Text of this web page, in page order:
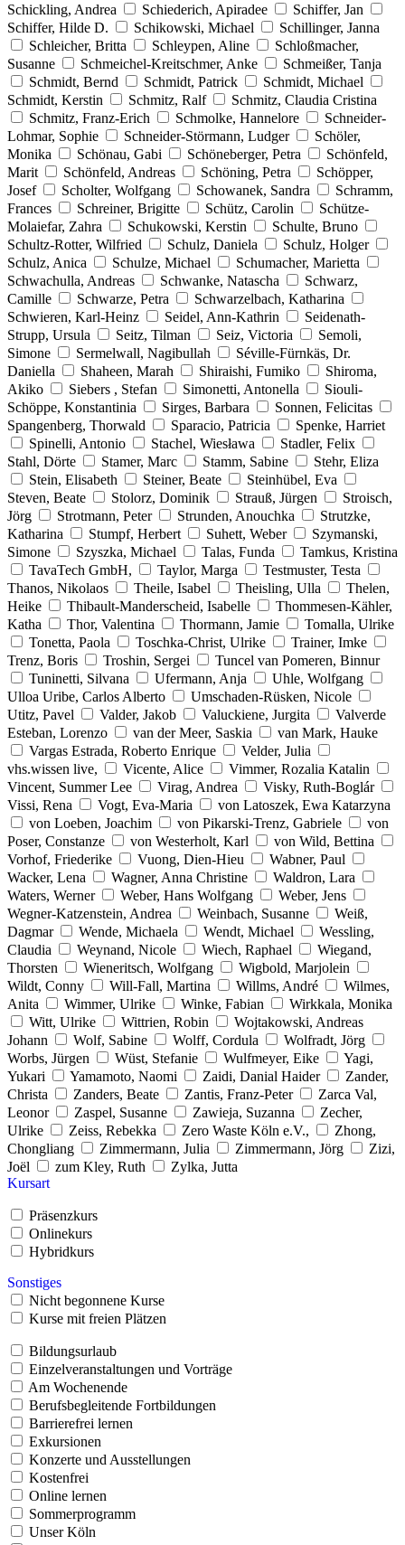
Schickling, Andrea
Schiederich, Apiradee
Schiffer, Jan
Schiffer, Hilde D.
Schikowski, Michael
Schillinger, Janna
Schleicher, Britta
Schleypen, Aline
Schloßmacher,
Susanne
Schmeichel-Kreitschmer, Anke
Schmeißer, Tanja
Schmidt, Bernd
Schmidt, Patrick
Schmidt, Michael
Schmidt, Kerstin
Schmitz, Ralf
Schmitz, Claudia Cristina
Schmitz, Franz-Erich
Schmolke, Hannelore
Schneider-
Lohmar, Sophie
Schneider-Störmann, Ludger
Schöler,
Monika
Schönau, Gabi Schöneberger, Petra
Schönfeld,
Marit
Schönfeld, Andreas Schöning, Petra
Schöpper,
Josef
Scholter, Wolfgang Schowanek, Sandra
Schramm,
Frances
Schreiner, Brigitte Schütz, Carolin
Schütze-
Molaiefar, Zahra
Schukowski, Kerstin
Schulte, Bruno
Schultz-Rotter, Wilfried
Schulz, Daniela
Schulz, Holger
Schulz, Anica
Schulze, Michael
Schumacher, Marietta
Schwachulla, Andreas
Schwanke, Natascha
Schwarz,
Camille
Schwarze, Petra
Schwarzelbach, Katharina
Schwieren, Karl-Heinz
Seidel, Ann-Kathrin
Seidenath-
Strupp, Ursula
Seitz, Tilman Seiz, Victoria
Semoli,
Simone
Sermelwall, Nagibullah
Séville-Fürnkäs, Dr.
Daniella
Shaheen, Marah Shiraishi, Fumiko
Shiroma,
Akiko
Siebers , Stefan Simonetti, Antonella
Siouli-
Schöppe, Konstantinia
Sirges, Barbara
Sonnen, Felicitas
Spangenberg, Thorwald
Sparacio, Patricia
Spenke, Harriet
Spinelli, Antonio
Stachel, Wiesława
Stadler, Felix
Stahl, Dörte
Stamer, Marc Stamm, Sabine
Stehr, Eliza
Stein, Elisabeth
Steiner, Beate
Steinhübel, Eva
Steven, Beate
Stolorz, Dominik Strauß, Jürgen
Stroisch,
Jörg
Strotmann, Peter Strunden, Anouchka
Strutzke,
Katharina
Stumpf, Herbert Suhett, Weber
Szymanski,
Simone
Szyszka, Michael Talas, Funda
Tamkus, Kristina
TavaTech GmbH,
Taylor, Marga
Testmuster, Testa
Thanos, Nikolaos
Theile, Isabel Theisling, Ulla
Thelen,
Heike
Thibault-Manderscheid, Isabelle
Thommesen-Kähler,
Katha
Thor, Valentina Thormann, Jamie
Tomalla, Ulrike
Tonetta, Paola
Toschka-Christ, Ulrike
Trainer, Imke
Trenz, Boris
Troshin, Sergei
Tuncel van Pomeren, Binnur
Tuninetti, Silvana
Ufermann, Anja
Uhle, Wolfgang
Ulloa Uribe, Carlos Alberto
Umschaden-Rüsken, Nicole
Utitz, Pavel
Valder, Jakob Valuckiene, Jurgita
Valverde
Esteban, Lorenzo
van der Meer, Saskia
van Mark, Hauke
Vargas Estrada, Roberto Enrique
Velder, Julia
vhs.wissen live,
Vicente, Alice
Vimmer, Rozalia Katalin
Vincent, Summer Lee
Virag, Andrea
Visky, Ruth-Boglár
Vissi, Rena
Vogt, Eva-Maria
von Latoszek, Ewa Katarzyna
von Loeben, Joachim
von Pikarski-Trenz, Gabriele
von
Poser, Constanze
von Westerholt, Karl
von Wild, Bettina
Vorhof, Friederike
Vuong, Dien-Hieu
Wabner, Paul
Wacker, Lena
Wagner, Anna Christine
Waldron, Lara
Waters, Werner
Weber, Hans Wolfgang
Weber, Jens
Wegner-Katzenstein, Andrea
Weinbach, Susanne
Weiß,
Dagmar
Wende, Michaela Wendt, Michael
Wessling,
Claudia
Weynand, Nicole Wiech, Raphael
Wiegand,
Thorsten
Wieneritsch, Wolfgang
Wigbold, Marjolein
Wildt, Conny
Will-Fall, Martina Willms, André
Wilmes,
Anita
Wimmer, Ulrike Winke, Fabian
Wirkkala, Monika
Witt, Ulrike
Wittrien, Robin
Wojtakowski, Andreas
Johann
Wolf, Sabine Wolff, Cordula
Wolfradt, Jörg
Worbs, Jürgen
Wüst, Stefanie Wulfmeyer, Eike
Yagi,
Yukari
Yamamoto, Naomi Zaidi, Danial Haider
Zander,
Christa
Zanders, Beate Zantis, Franz-Peter
Zarca Val,
Leonor
Zaspel, Susanne Zawieja, Suzanna
Zecher,
Ulrike
Zeiss, Rebekka Zero Waste Köln e.V.,
Zhong,
Chongliang
Zimmermann, Julia Zimmermann, Jörg
Zizi,
Joël
zum Kley, Ruth
Zylka, Jutta
Kursart
Präsenzkurs
Onlinekurs
Hybridkurs
Sonstiges
Nicht begonnene Kurse
Kurse mit freien Plätzen
Bildungsurlaub
Einzelveranstaltungen und Vorträge
Am Wochenende
Berufsbegleitende Fortbildungen
Barrierefrei lernen
Exkursionen
Konzerte und Ausstellungen
Kostenfrei
Online lernen
Sommerprogramm
Unser Köln